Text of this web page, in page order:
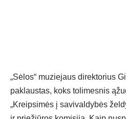
„Sėlos“ muziejaus direktorius
paklaustas, koks tolimesnis
„Kreipsimės į savivaldybės